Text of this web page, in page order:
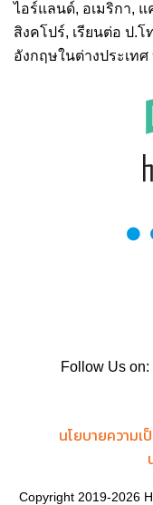
ไอร์แลนด์, อเมริกา,
สิงคโปร์, เรียนต่อ ป.โ
อังกฤษในต่างประเท
Follow Us on:
นโยบายความเ
Copyright 2019-2026